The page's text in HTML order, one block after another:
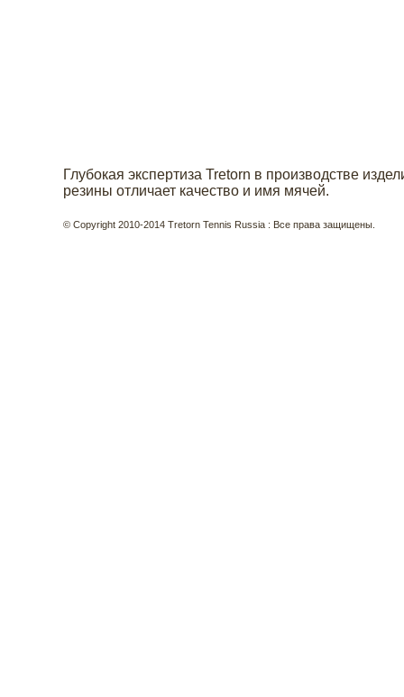
Глубокая экспертиза Tretorn в производстве
резины отличает качество и имя мячей.
© Copyright 2010-2014 Tretorn Tennis Russia : Все права защищены.